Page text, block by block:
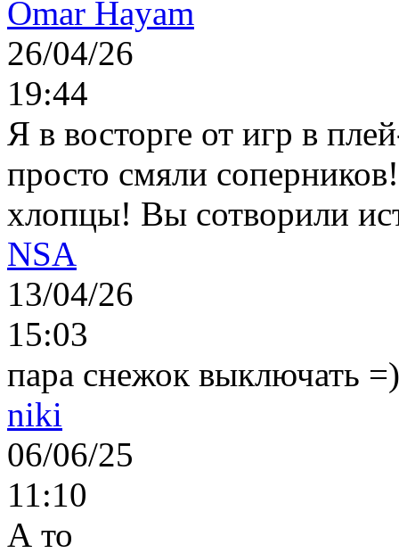
Omar Hayam
26/04/26
19:44
Я в восторге от игр в
просто смяли
хлопцы! Вы сотворили
NSA
13/04/26
15:03
пара снежок выключать
niki
06/06/25
11:10
А то